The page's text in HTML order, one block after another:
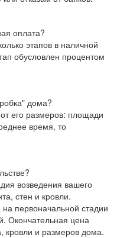
оплата?
этапов в наличной
обусловлен процентом
дома?
его размеров: площади
время, то
возведения вашего
стен и кровли.
первоначальной стадии
Окончательная цена
кровли и размеров дома.